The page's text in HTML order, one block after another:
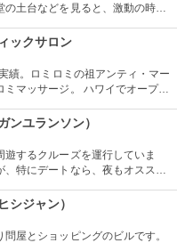
土台などを見ると、激動の時代
ックサロン
績。ロミロミの祖アンティ・マー
マッサージ。 ハワイでオープン
ンユランソン）
するクルーズを運行していま
特にデートなら、夜もオススメ
から眺めることができます。
シジャン）
屋とショッピングのビルです。